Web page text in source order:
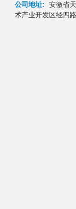
公司地址:
安徽省
术产业开发区经四